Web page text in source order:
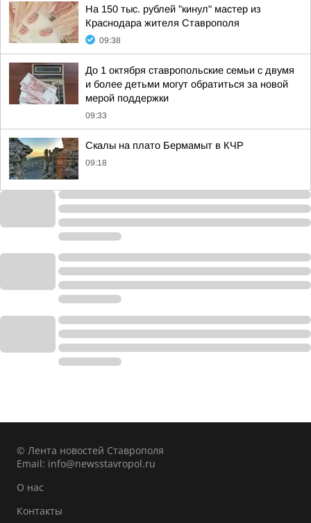
На 150 тыс. рублей "кинул" мастер из
Краснодара жителя Ставрополя
09:38
До 1 октября ставропольские семьи с двумя
и более детьми могут обратиться за новой
мерой поддержки
09:33
Скалы на плато Бермамыт в КЧР
09:18
© Лента новостей Ставрополя
Email: info@newsstavropol.ru
О нас
Контакты